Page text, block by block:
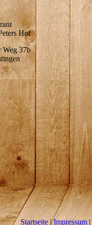
Hof
Weg 37b
Lageplan »
Startseite|Impressum|